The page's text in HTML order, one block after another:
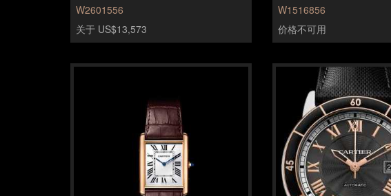
W2601556
关于 US$13,573
W1516856
价格不可用